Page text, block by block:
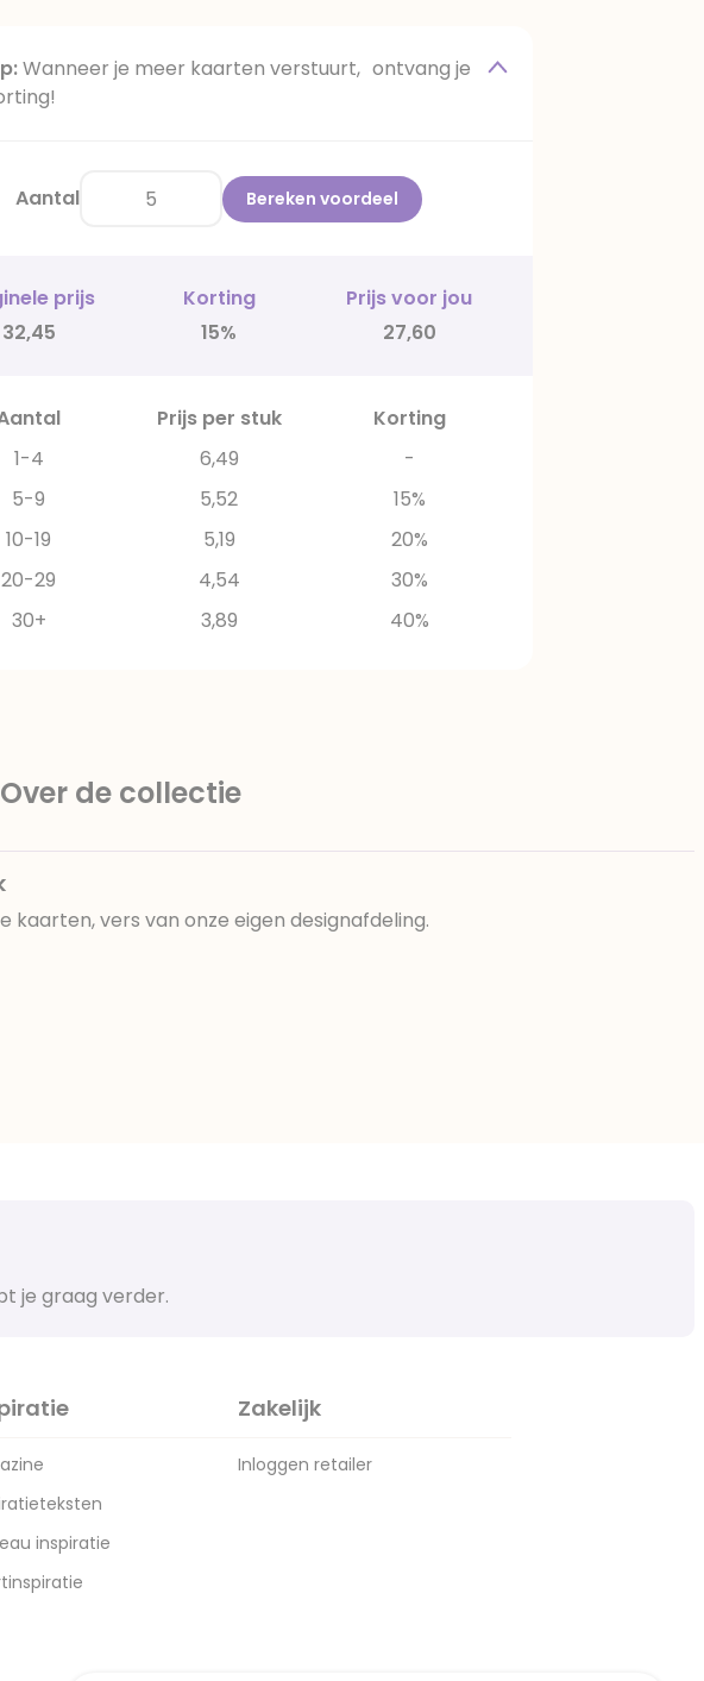
Wanneer je meer kaarten verstuurt, ontvang je
Aantal Bereken voordeel
prijs Korting
Prijs voor jou
32,45
15% 27,60
Prijs per stuk
Korting
1-4
6,49
-
5-9
5,52
15%
10-19
5,19
20%
20-29
4,54
30%
30+
3,89 40%
Over de collectie
kaarten, vers van onze eigen designafdeling.
je graag verder.
inspiratie
Zakelijk
Inloggen retailer